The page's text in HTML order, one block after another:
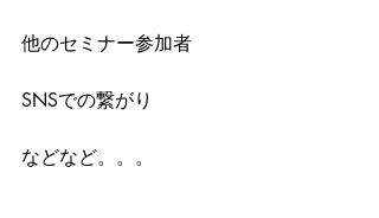
他のセミナー参加者
SNSでの繋がり
などなど。。。